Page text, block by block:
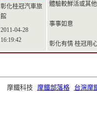
彰化桂冠汽車旅
館
2011-04-28
16:19:42
體驗較鮮活或其
事事如意
彰化有情 桂冠用
摩鐵科技 摩鐵部落格 台灣摩